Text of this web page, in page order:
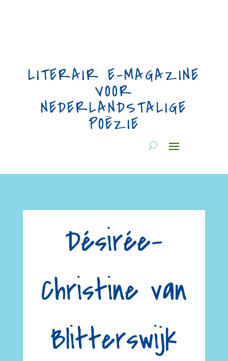
LITERAIR E-MAGAZINE
VOOR
NEDERLANDSTALIGE
POËZIE
Désirée-
Christine van
Blitterswijk